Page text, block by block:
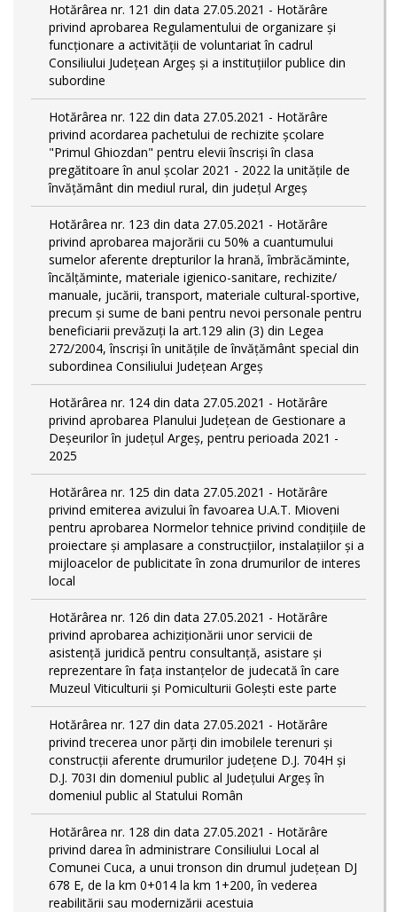
Hotărârea nr. 121 din data 27.05.2021 - Hotărâre
privind aprobarea Regulamentului de organizare și
funcționare a activității de voluntariat în cadrul
Consiliului Județean Argeș și a instituțiilor publice din
subordine
Hotărârea nr. 122 din data 27.05.2021 - Hotărâre
privind acordarea pachetului de rechizite școlare
"Primul Ghiozdan" pentru elevii înscriși în clasa
pregătitoare în anul şcolar 2021 - 2022 la unitățile de
învățământ din mediul rural, din județul Argeș
Hotărârea nr. 123 din data 27.05.2021 - Hotărâre
privind aprobarea majorării cu 50% a cuantumului
sumelor aferente drepturilor la hrană, îmbrăcăminte,
încălțăminte, materiale igienico-sanitare, rechizite/
manuale, jucării, transport, materiale cultural-sportive,
precum și sume de bani pentru nevoi personale pentru
beneficiarii prevăzuți la art.129 alin (3) din Legea
272/2004, înscriși în unitățile de învățământ special din
subordinea Consiliului Județean Argeș
Hotărârea nr. 124 din data 27.05.2021 - Hotărâre
privind aprobarea Planului Județean de Gestionare a
Deșeurilor în județul Argeș, pentru perioada 2021 -
2025
Hotărârea nr. 125 din data 27.05.2021 - Hotărâre
privind emiterea avizului în favoarea U.A.T. Mioveni
pentru aprobarea Normelor tehnice privind condiţiile de
proiectare şi amplasare a construcţiilor, instalaţiilor şi a
mijloacelor de publicitate în zona drumurilor de interes
local
Hotărârea nr. 126 din data 27.05.2021 - Hotărâre
privind aprobarea achiziționării unor servicii de
asistență juridică pentru consultanță, asistare și
reprezentare în fața instanțelor de judecată în care
Muzeul Viticulturii și Pomiculturii Golești este parte
Hotărârea nr. 127 din data 27.05.2021 - Hotărâre
privind trecerea unor părţi din imobilele terenuri şi
construcţii aferente drumurilor județene D.J. 704H și
D.J. 703I din domeniul public al Județului Argeș în
domeniul public al Statului Român
Hotărârea nr. 128 din data 27.05.2021 - Hotărâre
privind darea în administrare Consiliului Local al
Comunei Cuca, a unui tronson din drumul județean DJ
678 E, de la km 0+014 la km 1+200, în vederea
reabilitării sau modernizării acestuia